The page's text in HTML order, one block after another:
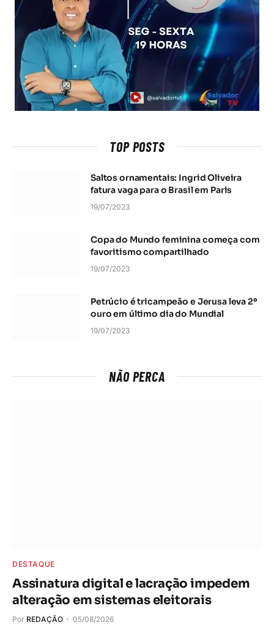
TOP POSTS
Saltos ornamentais: Ingrid Oliveira
fatura vaga para o Brasil em Paris
19/07/2023
Copa do Mundo feminina começa com
favoritismo compartilhado
19/07/2023
Petrúcio é tricampeão e Jerusa leva 2º
ouro em último dia do Mundial
19/07/2023
NÃO PERCA
DESTAQUE
Assinatura digital e lacração impedem
alteração em sistemas eleitorais
Por REDAÇÃO 05/08/2026